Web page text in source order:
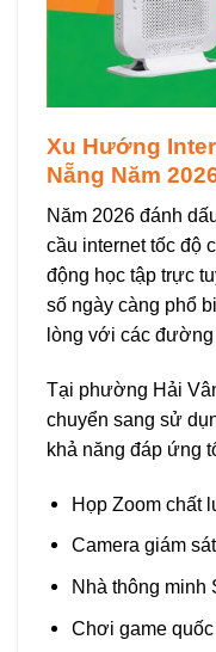
Xu Hướng
Nẵng Năm
Năm 2026 đánh
cầu internet tốc độ
động học tập trực
số ngày càng phổ
lòng với các
Tại phường Hải
chuyển sang sử
khả năng đáp ứng
Họp Zoom chất
Camera giám
Nhà thông minh
Chơi game quốc